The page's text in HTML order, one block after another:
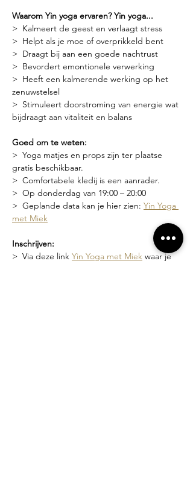
Waarom Yin yoga ervaren? Yin yoga...
>  Kalmeert de geest en verlaagt stress
>  Helpt als je moe of overprikkeld bent
>  Draagt bij aan een goede nachtrust
>  Bevordert emontionele verwerking
>  Heeft een kalmerende werking op het
zenuwstelsel
>  Stimuleert doorstroming van energie wat
bijdraagt aan vitaliteit en balans
Goed om te weten:
>  Yoga matjes en props zijn ter plaatse
gratis beschikbaar.
>  Comfortabele kledij is een aanrader.
>  Op donderdag van 19:00 – 20:00
>  Geplande data kan je hier zien: Yin Yoga
met Miek
Inschrijven:
>  Via deze link Yin Yoga met Miek waar je